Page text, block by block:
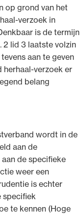
op grond van het
verzoek in
is de termijn
2 lid 3 laatste volzin
aan te geven
herhaal-verzoek er
belang
wordt in de
aan de
de specifieke
weer een
is echter
specifiek
te kennen (Hoge